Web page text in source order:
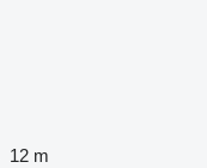
12 m